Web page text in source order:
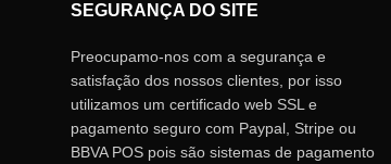
SEGURANÇA DO SITE
Preocupamo-nos com a segurança e
satisfação dos nossos clientes, por isso
utilizamos um certificado web SSL e
pagamento seguro com Paypal, Stripe ou
BBVA POS pois são sistemas de pagamento